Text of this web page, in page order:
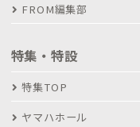
FROM編集部
特集・特設
特集TOP
ヤマハホール